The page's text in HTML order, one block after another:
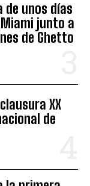
unos días
junto a
de Ghetto
XX
de